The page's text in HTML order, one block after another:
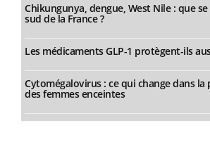
Chikungunya, dengue, West Nile : que
sud de la France ?
Les médicaments GLP-1 protègent-ils
Cytomégalovirus : ce qui change dans la
des femmes enceintes